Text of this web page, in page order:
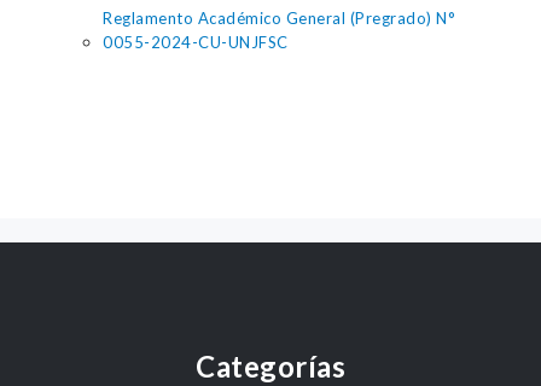
Reglamento Académico General (Pregrado) N°
0055-2024-CU-UNJFSC
Categorías